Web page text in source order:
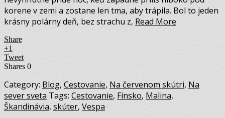
korene v zemi a zostane len tma, aby trápila. Bol to jeden
krásny polárny deň, bez strachu z, Read More
Share
+1
Tweet
Shares 0
Category: Blog, Cestovanie, Na červenom skútri, Na
sever sveta Tags: Cestovanie, Fínsko, Malina,
Škandinávia, skúter, Vespa